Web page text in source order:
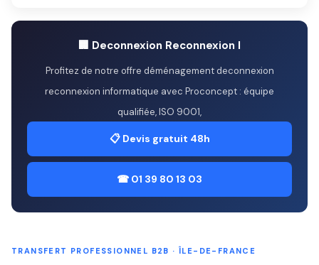
🏢 Deconnexion Reconnexion I
Profitez de notre offre déménagement deconnexion
reconnexion informatique avec Proconcept : équipe
qualifiée, ISO 9001,
📋 Devis gratuit 48h
☎ 01 39 80 13 03
TRANSFERT PROFESSIONNEL B2B · ÎLE-DE-FRANCE